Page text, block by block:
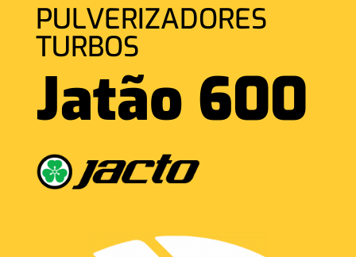
PULVERIZADORES
TURBOS
Jatão 600